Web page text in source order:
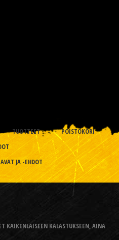
TUOTTEET
POISTOKORI
JA -EHDOT
KAIKENLAISEEN KALASTUKSEEN, AINA